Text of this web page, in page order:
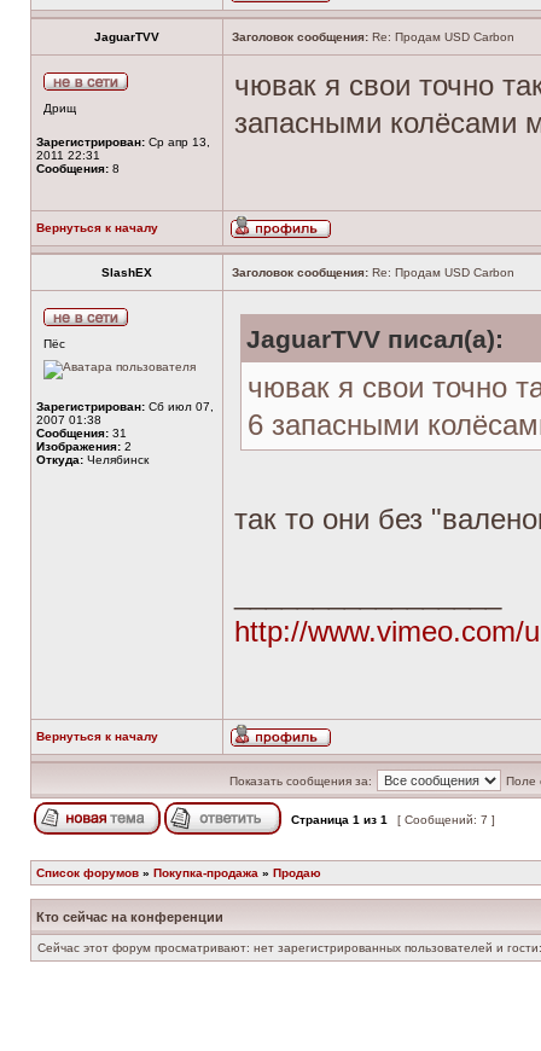
JaguarTVV Заголовок сообщения: Re: Продам USD Carbon
Дрищ
Зарегистрирован: Ср апр 13,
2011 22:31
Сообщения: 8
чювак я свои точно
запасными колёсами
Вернуться к началу
SlashEX Заголовок сообщения: Re: Продам USD Carbon
Пёс
Зарегистрирован: Сб июл 07,
2007 01:38
Сообщения: 31
Изображения: 2
Откуда: Челябинск
JaguarTVV писал(а):
чювак я свои точно
6 запасными
так то они без
http://www.vimeo.com/u
Вернуться к началу
Показать сообщения за: Поле
Страница 1 из 1 [ Сообщений: 7 ]
Список форумов » Покупка-продажа » Продаю
Кто сейчас на конференции
Сейчас этот форум просматривают: нет зарегистрированных пользователей и